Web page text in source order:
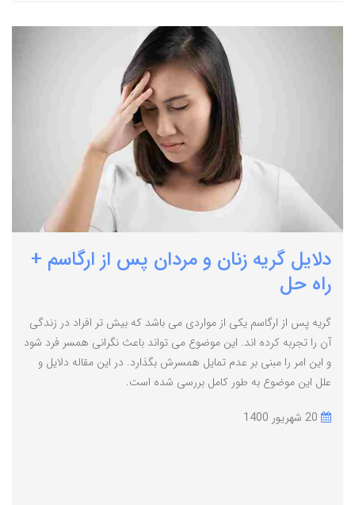
دلایل گریه زنان و مردان پس از ارگاسم +
راه حل
گریه پس از ارگاسم یکی از مواردی می باشد که بیش تر افراد در زندگی
آن را تجربه کرده اند. این موضوع می تواند باعث نگرانی همسر فرد شود
و این امر را مبنی بر عدم تمایل همسرش بگذارد. در این مقاله دلایل و
علل این موضوع به طور کامل بررسی شده است.